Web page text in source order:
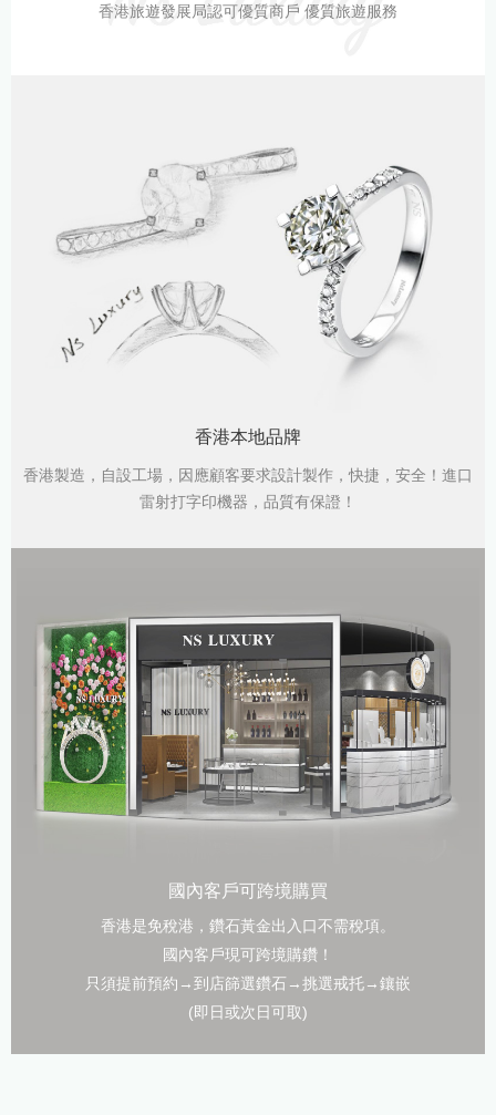
香港旅遊發展局認可優質商戶 優質旅遊服務
香港本地品牌
香港製造，自設工場，因應顧客要求設計製作，快捷，安全！進口
雷射打字印機器，品質有保證！
國內客戶可跨境購買
香港是免稅港，鑽石黃金出入口不需稅項。
國內客戶現可跨境購鑽！
只須提前預約→到店篩選鑽石→挑選戒托→鑲嵌
(即日或次日可取)